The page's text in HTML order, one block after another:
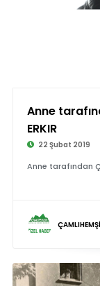
Anne
ERKIR
22 Şubat 2019
Anne tarafından